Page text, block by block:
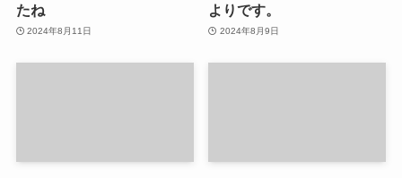
たね
2024年8月11日
よりです。
2024年8月9日